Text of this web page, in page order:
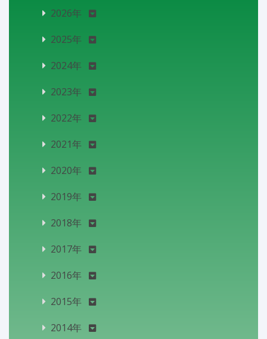
2026年
2025年
2024年
2023年
2022年
2021年
2020年
2019年
2018年
2017年
2016年
2015年
2014年